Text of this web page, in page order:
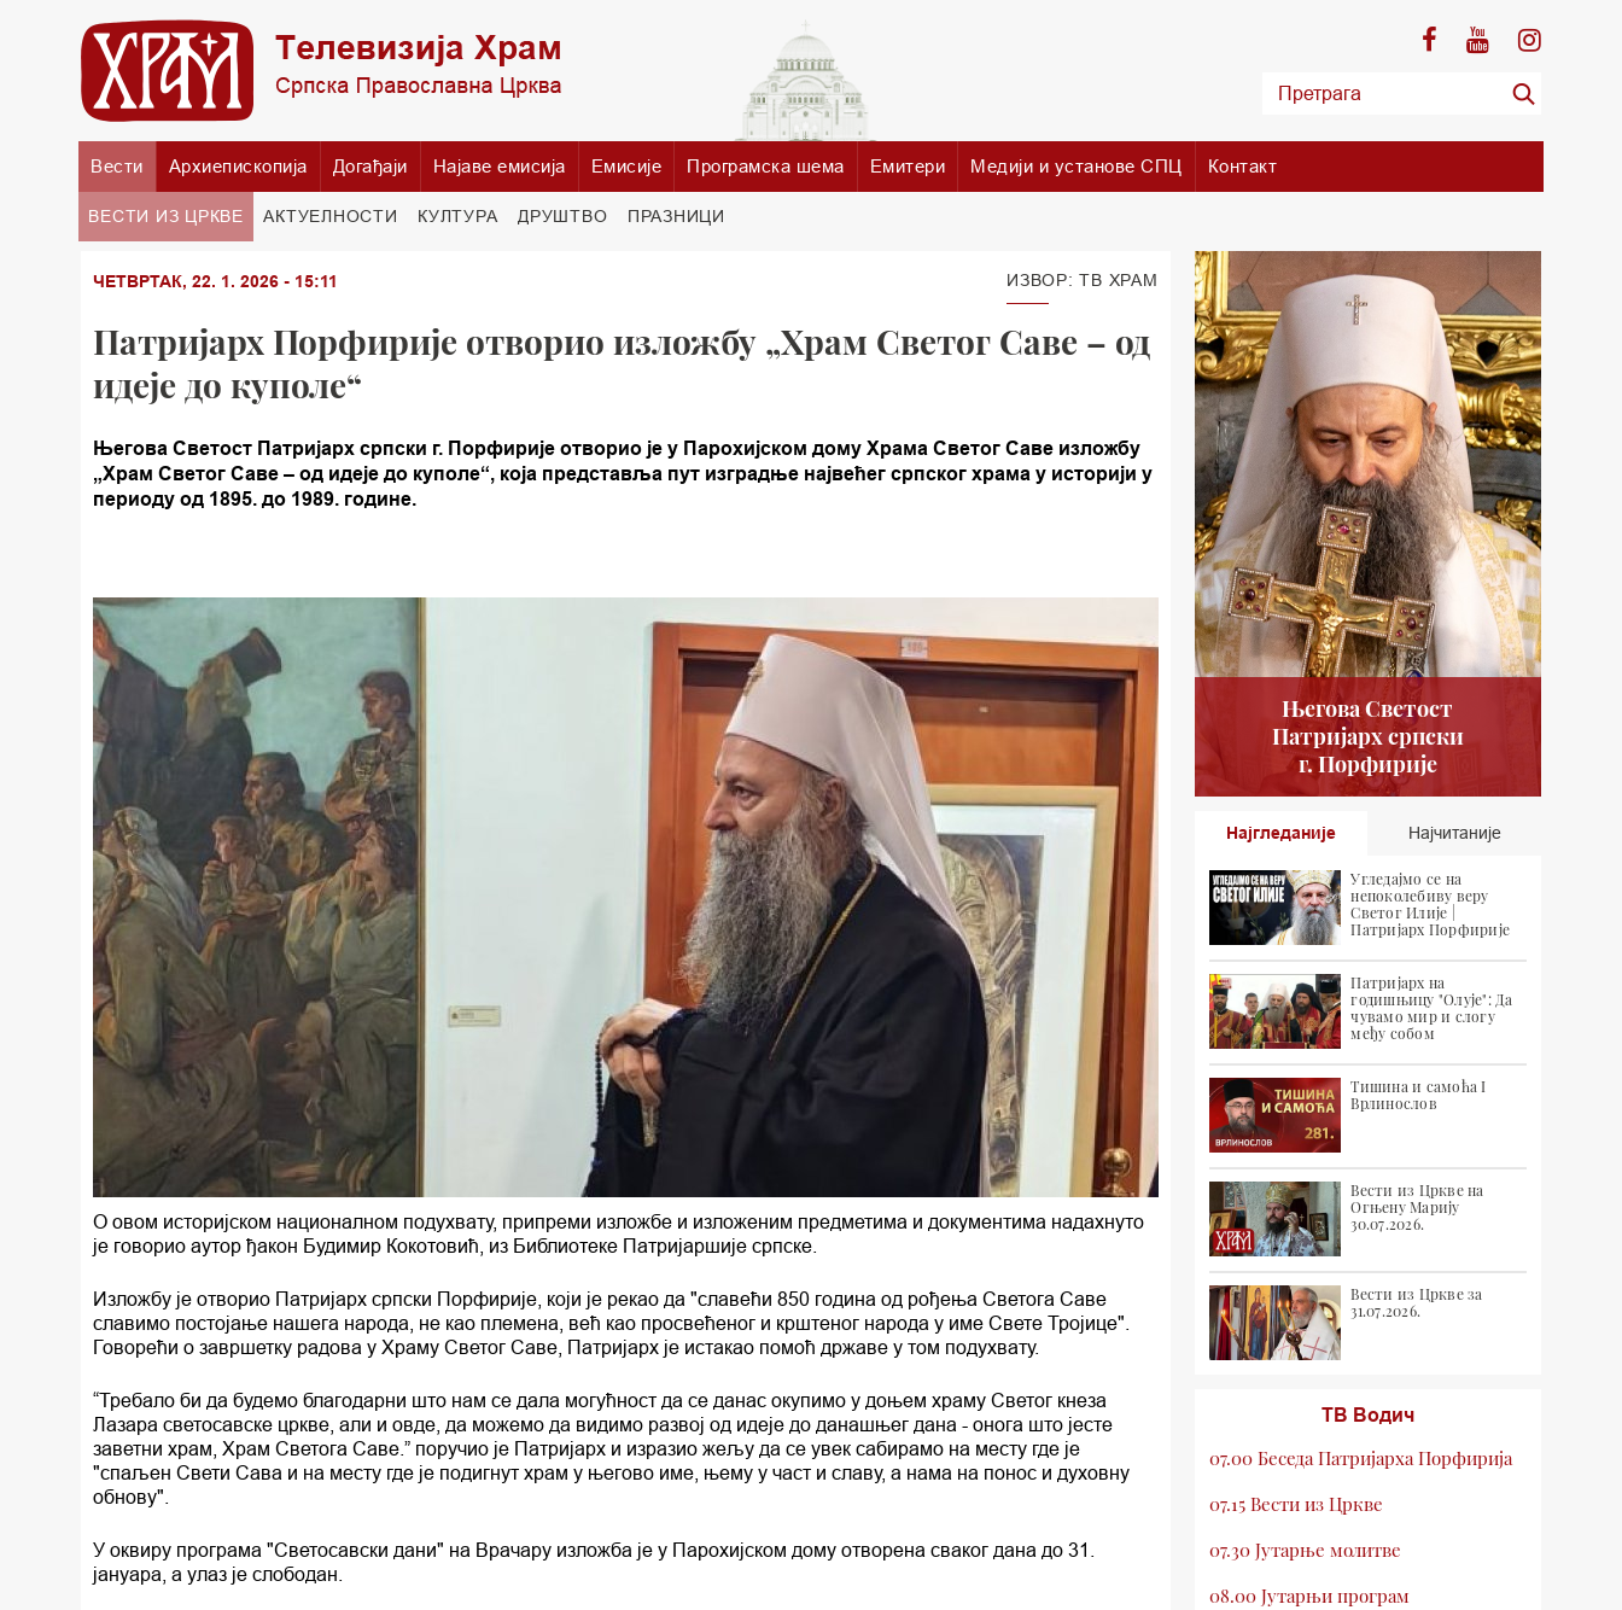
Вести Архиепископија Догађаји Најаве емисија Емисије Програмска шема Емитери Медији и установе СПЦ Контакт
ВЕСТИ ИЗ ЦРКВЕ АКТУЕЛНОСТИ КУЛТУРА ДРУШТВО ПРАЗНИЦИ
ЧЕТВРТАК, 22. 1. 2026 - 15:11 ИЗВОР: TВ ХРАМ
Патријарх Порфирије отворио изложбу „Храм Светог Саве – од
идеје до куполе“
Његовa Светост Патријарх српски г. Порфирије отворио је у Парохијском дому Храма Светог Саве изложбу
„Храм Светог Саве – од идеје до куполе“, која представља пут изградње највећег српског храма у историји у
периоду од 1895. до 1989. године.
О овом историјском националном подухвату, припреми изложбе и изложеним предметима и документима надахнуто
је говорио аутор ђакон Будимир Кокотовић, из Библиотеке Патријаршије српске.
Изложбу је отворио Патријарх српски Порфирије, који је рекао да "славећи 850 година од рођења Светога Саве
славимо постојање нашега народа, не као племена, већ као просвећеног и крштеног народа у име Свете Тројице".
Говорећи о завршетку радова у Храму Светог Саве, Патријарх је истакао помоћ државе у том подухвату.
“Требало би да будемо благодарни што нам се дала могућност да се данас окупимо у доњем храму Светог кнеза
Лазара светосавске цркве, али и овде, да можемо да видимо развој од идеје до данашњег дана - онога што јесте
заветни храм, Храм Светога Саве.” поручио је Патријарх и изразио жељу да се увек сабирамо на месту где је
"спаљен Свети Сава и на месту где је подигнут храм у његово име, њему у част и славу, а нама на понос и духовну
обнову".
У оквиру програма "Светосавски дани" на Врачару изложба је у Парохијском дому отворена сваког дана до 31.
јануара, а улаз је слободан.
Његова Светост
Патријарх српски
г. Порфирије
Најгледаније Најчитаније
Угледајмо се на
непоколебиву веру
Светог Илије |
Патријарх Порфирије
Патријарх на
годишњицу "Олује": Да
чувамо мир и слогу
међу собом
Тишина и самоћа I
Врлинослов
Вести из Цркве на
Огњену Марију
30.07.2026.
Вести из Цркве за
31.07.2026.
ТВ Водич
07.00 Беседа Патријарха Порфирија
07.15 Вести из Цркве
07.30 Јутарње молитве
08.00 Јутарњи програм